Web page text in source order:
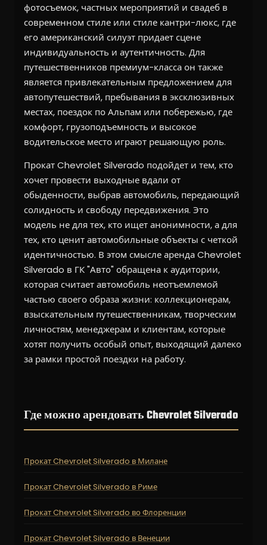
фотосъемок, частных мероприятий и свадеб в
современном стиле или стиле кантри-люкс, где
его американский силуэт придает сцене
индивидуальность и аутентичность. Для
путешественников премиум-класса он также
является привлекательным предложением для
автопутешествий, пребывания в эксклюзивных
местах, поездок по Альпам или побережью, где
комфорт, грузоподъемность и высокое
водительское место играют решающую роль.
Прокат Chevrolet Silverado подойдет и тем, кто
хочет провести выходные вдали от
обыденности, выбрав автомобиль, передающий
солидность и свободу передвижения. Это
модель не для тех, кто ищет анонимности, а для
тех, кто ценит автомобильные объекты с четкой
идентичностью. В этом смысле аренда Chevrolet
Silverado в ГК "Авто" обращена к аудитории,
которая считает автомобиль неотъемлемой
частью своего образа жизни: коллекционерам,
взыскательным путешественникам, творческим
личностям, менеджерам и клиентам, которые
хотят получить особый опыт, выходящий далеко
за рамки простой поездки на работу.
Где можно арендовать Chevrolet Silverado
Прокат Chevrolet Silverado в Милане
Прокат Chevrolet Silverado в Риме
Прокат Chevrolet Silverado во Флоренции
Прокат Chevrolet Silverado в Венеции